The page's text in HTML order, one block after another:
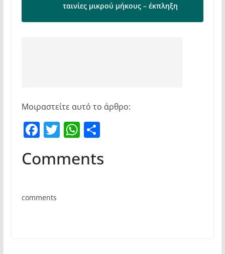
ταινίες μικρού μήκους – έκπληξη
Μοιραστείτε αυτό το άρθρο:
F
c
b
T
itt
W
at
Μ
ρ
Comments
comments